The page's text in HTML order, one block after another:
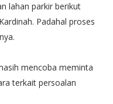
lahan parkir berikut
Padahal proses
mencoba meminta
terkait persoalan